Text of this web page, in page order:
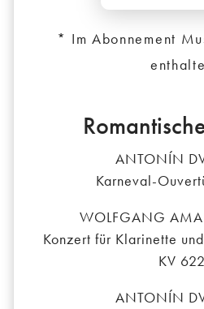
* Im Abonnement
ANTONÍN
Karneval-
WOLFGANG
Konzert für Klarinette
KV 622
ANTONÍN